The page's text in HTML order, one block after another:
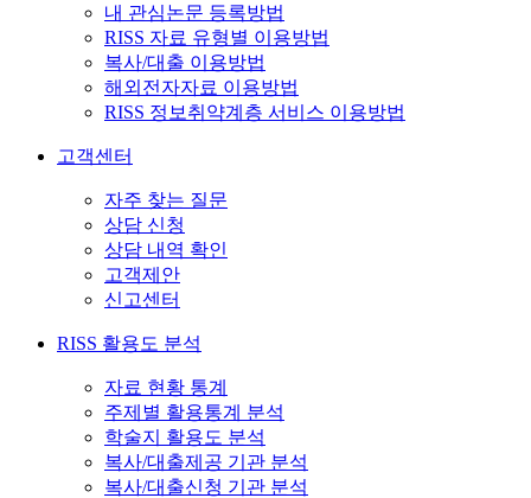
내 관심논문 등록방법
RISS 자료 유형별 이용방법
복사/대출 이용방법
해외전자자료 이용방법
RISS 정보취약계층 서비스 이용방법
고객센터
자주 찾는 질문
상담 신청
상담 내역 확인
고객제안
신고센터
RISS 활용도 분석
자료 현황 통계
주제별 활용통계 분석
학술지 활용도 분석
복사/대출제공 기관 분석
복사/대출신청 기관 분석